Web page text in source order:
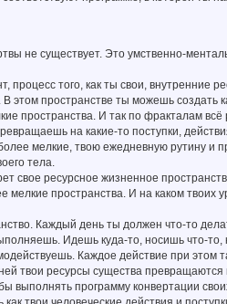
не существует. Это умственно-
того, как ты свои, внутренние
этом пространстве ты можешь создать
пространства. И так по фракталам всё
на какие-то поступки,
мелкие, твою ежедневную рутину и
тела.
свое ресурсное жизненное
пространства. И на каком твоих
Каждый день ты должен что-то
Идешь куда-то, носишь что-то,
Каждое действие при этом
твои ресурсы существа превращаются
выполнять программу конвертации